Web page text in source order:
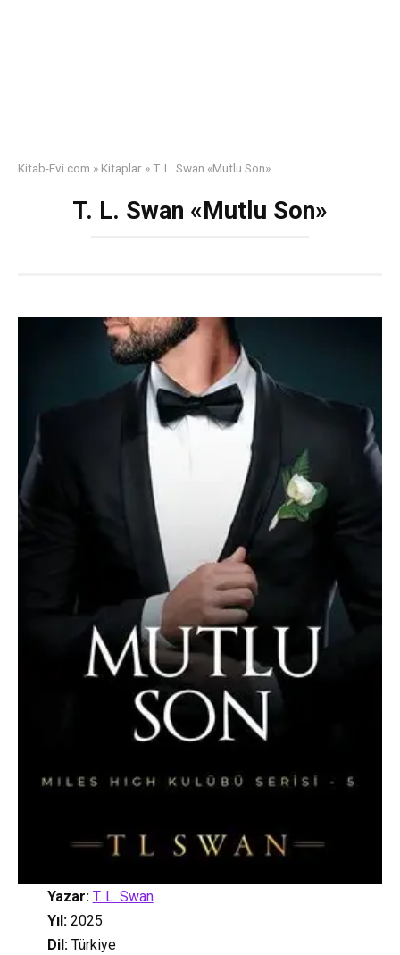
Kitab-Evi.com » Kitaplar »T. L. Swan «Mutlu Son»
T. L. Swan «Mutlu Son»
Yazar: T. L. Swan
Yıl:2025
Dil:Türkiye